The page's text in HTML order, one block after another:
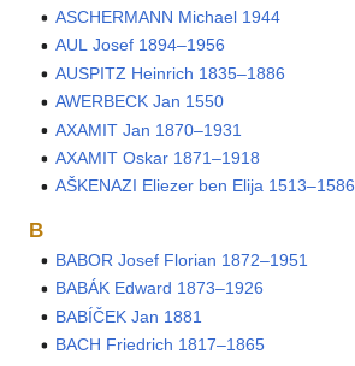
ASCHERMANN Michael 1944
AUL Josef 1894–1956
AUSPITZ Heinrich 1835–1886
AWERBECK Jan 1550
AXAMIT Jan 1870–1931
AXAMIT Oskar 1871–1918
AŠKENAZI Eliezer ben Elija 1513–1586
B
BABOR Josef Florian 1872–1951
BABÁK Edward 1873–1926
BABÍČEK Jan 1881
BACH Friedrich 1817–1865